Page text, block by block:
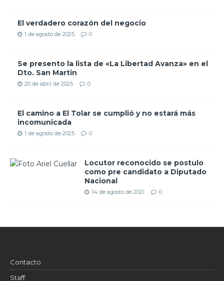
El verdadero corazón del negocio
1 de agosto de 2025 0
Se presento la lista de «La Libertad Avanza» en el
Dto. San Martin
20 de abril de 2025 0
El camino a El Tolar se cumplió y no estará más
incomunicada
1 de agosto de 2025 0
Locutor reconocido se postulo
como pre candidato a Diputado
Nacional
14 de agosto de 2021 0
Contacto
Staff